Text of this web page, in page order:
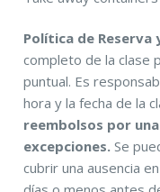
Política de Reserva
completo de la clase
puntual. Es
hora y la fecha de la
reembolsos por
excepciones.Se
cubrir una ausencia